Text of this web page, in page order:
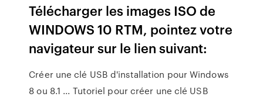
Télécharger les images ISO de
WINDOWS 10 RTM, pointez votre
navigateur sur le lien suivant:
Créer une clé USB d'installation pour Windows
8 ou 8.1 ... Tutoriel pour créer une clé USB